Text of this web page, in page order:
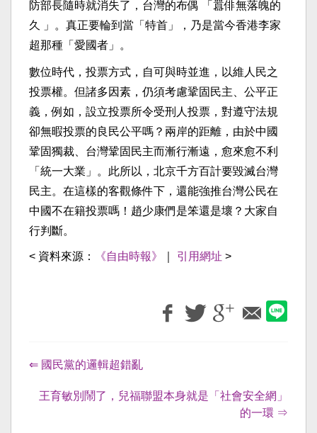
防部長隨時就消失了，台灣的布偶 「囂俳無落魄的
久 」。真正要輪到當「特首」，乃是當今香港李家
超那種「愛國者」。
數位時代，投票方式，自可與時並進，以維人民之
投票權。但諸多因素，仍須考慮鞏固民主、公平正
義，例如，設立投票所令受刑人投票，對遵守法規
卻無暇投票的良民公平嗎？兩岸的距離，由於中國
鞏固獨裁、台灣鞏固民主而漸行漸遠，愈來愈不利
「統一大業」。此所以，北京千方百計要毀滅台灣
民主。在這樣的客觀條件下，還能強推台灣公民在
中國不在籍投票嗎！趙少康們是笨還是壞？大家自
行判斷。
< 資料來源： 《自由時報》 引用網址 >
⇐ 國民黨的邏輯超錯亂
王育敏別鬧了，兒福聯盟本身就是「社會安全網」
的一環 ⇒